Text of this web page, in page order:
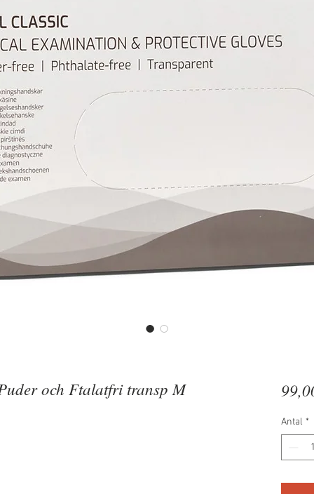
och Ftalatfri transp M
Antal *